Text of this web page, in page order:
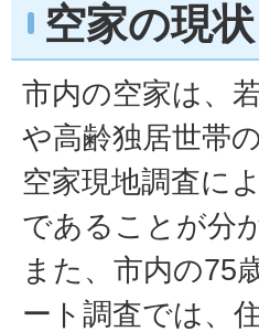
空家の現状
市内の空家は、
や高齢独居世帯
空家現地調査に
であることが分
また、市内の75
ート調査では、